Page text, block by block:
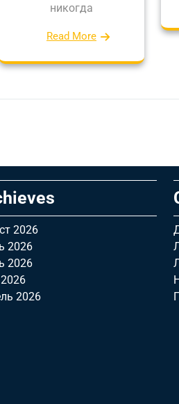
никогда
Read More
2026
2026
2026
2026